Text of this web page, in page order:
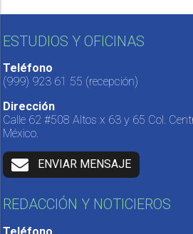
ESTUDIOS Y OFICINAS
Teléfono
(999) 923 61 55 (recepción)
Dirección
Calle 62 #508 Altos x 63 y 65 Col.
México.
ENVIAR MENSAJE
REDACCIÓN Y NOTICIEROS